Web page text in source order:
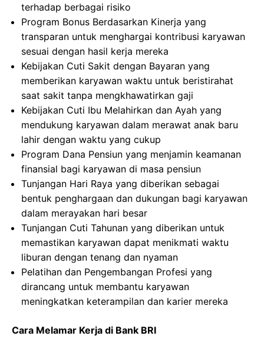
terhadap berbagai risiko
Program Bonus Berdasarkan Kinerja yang
transparan untuk menghargai kontribusi karyawan
sesuai dengan hasil kerja mereka
Kebijakan Cuti Sakit dengan Bayaran yang
memberikan karyawan waktu untuk beristirahat
saat sakit tanpa mengkhawatirkan gaji
Kebijakan Cuti Ibu Melahirkan dan Ayah yang
mendukung karyawan dalam merawat anak baru
lahir dengan waktu yang cukup
Program Dana Pensiun yang menjamin keamanan
finansial bagi karyawan di masa pensiun
Tunjangan Hari Raya yang diberikan sebagai
bentuk penghargaan dan dukungan bagi karyawan
dalam merayakan hari besar
Tunjangan Cuti Tahunan yang diberikan untuk
memastikan karyawan dapat menikmati waktu
liburan dengan tenang dan nyaman
Pelatihan dan Pengembangan Profesi yang
dirancang untuk membantu karyawan
meningkatkan keterampilan dan karier mereka
Cara Melamar Kerja di Bank BRI